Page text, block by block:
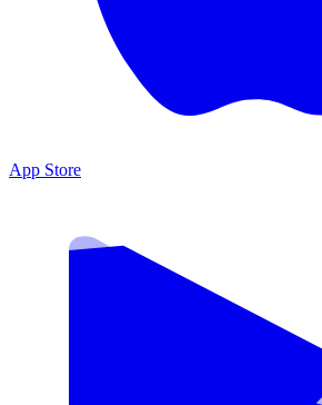
App Store